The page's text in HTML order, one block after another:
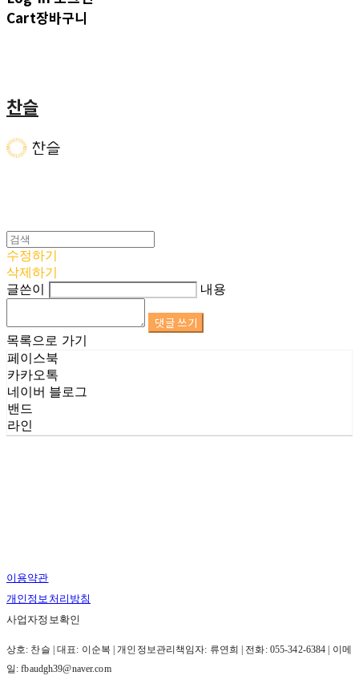
Cart장바구니
찬슬
수정하기
삭제하기
글쓴이
내용
댓글 쓰기
목록으로 가기
페이스북
카카오톡
네이버 블로그
밴드
라인
이용약관
개인정보처리방침
사업자정보확인
상호: 찬슬 | 대표: 이순복 | 개인정보관리책임자: 류연희 | 전화: 055-342-6384 | 이메
일: fbaudgh39@naver.com